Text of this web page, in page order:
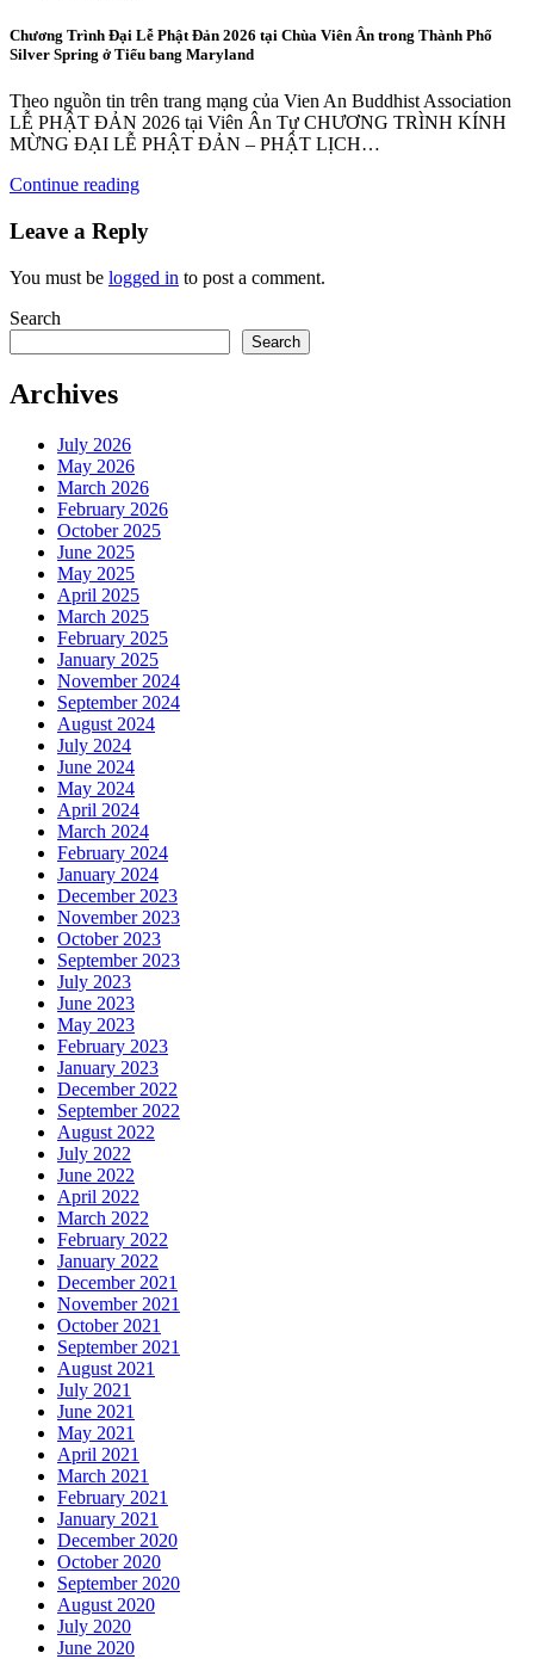
Chương Trình Đại Lễ Phật Đản 2026 tại Chùa Viên Ân trong Thành Phố
Silver Spring ở Tiểu bang Maryland
Theo nguồn tin trên trang mạng của Vien An Buddhist Association
LỄ PHẬT ĐẢN 2026 tại Viên Ân Tự CHƯƠNG TRÌNH KÍNH
MỪNG ĐẠI LỄ PHẬT ĐẢN – PHẬT LỊCH…
Continue reading
Leave a Reply
You must be logged in to post a comment.
Search
Search
Archives
July 2026
May 2026
March 2026
February 2026
October 2025
June 2025
May 2025
April 2025
March 2025
February 2025
January 2025
November 2024
September 2024
August 2024
July 2024
June 2024
May 2024
April 2024
March 2024
February 2024
January 2024
December 2023
November 2023
October 2023
September 2023
July 2023
June 2023
May 2023
February 2023
January 2023
December 2022
September 2022
August 2022
July 2022
June 2022
April 2022
March 2022
February 2022
January 2022
December 2021
November 2021
October 2021
September 2021
August 2021
July 2021
June 2021
May 2021
April 2021
March 2021
February 2021
January 2021
December 2020
October 2020
September 2020
August 2020
July 2020
June 2020